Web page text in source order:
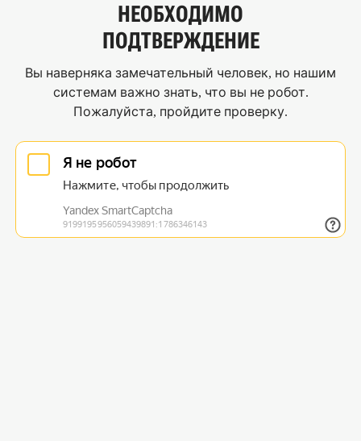
НЕОБХОДИМО
ПОДТВЕРЖДЕНИЕ
Вы наверняка замечательный человек, но нашим
системам важно знать, что вы не робот.
Пожалуйста, пройдите проверку.